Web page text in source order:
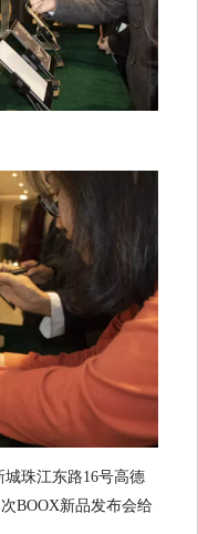
珠江东路16号高德
BOOX新品发布会给